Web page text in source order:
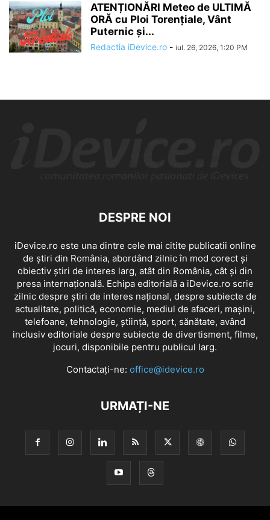
ATENȚIONĂRI Meteo de ULTIMĂ
ORĂ cu Ploi Torențiale, Vânt
Puternic și...
Redactia iDevice.ro - iul. 26, 2026, 1:20 PM
DESPRE NOI
iDevice.ro este una dintre cele mai citite publicatii online
de știri din România, abordând zilnic în mod corect și
obiectiv știri de interes larg, atât din România, cât și din
presa internațională. Echipa editorială a iDevice.ro scrie
zilnic despre știri de interes național, despre subiecte de
actualitate, politică, economie, mediul de afaceri, mașini,
telefoane, tehnologie, știință, sport, sănătate, având
inclusiv editoriale despre subiecte de divertisment, filme,
jocuri, disponibile pentru publicul larg.
Contactați-ne: office@idevice.ro
URMAȚI-NE